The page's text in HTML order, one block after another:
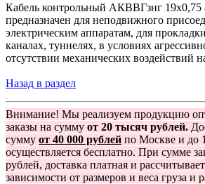
Кабель контрольный АКВВГзнг
предназначен для неподвижного
электрическим аппаратам, для
каналах, туннелях, в условиях
отсутствии механических воздействий
Назад в раздел
Внимание! Мы реализуем продукцию
заказы на сумму от 20 тысяч рублей.
сумму от 40 000 рублей по Москве и
осуществляется бесплатно. При сумме
рублей, доставка платная и
зависимости от размеров и веса груза и